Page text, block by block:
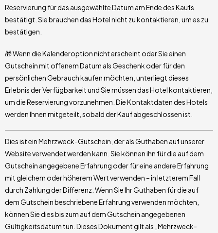
Reservierung für das ausgewählte Datum am Ende des Kaufs
bestätigt. Sie brauchen das Hotel nicht zu kontaktieren, um es zu
bestätigen.
🎁 Wenn die Kalenderoption nicht erscheint oder Sie einen
Gutschein mit offenem Datum als Geschenk oder für den
persönlichen Gebrauch kaufen möchten, unterliegt dieses
Erlebnis der Verfügbarkeit und Sie müssen das Hotel kontaktieren,
um die Reservierung vorzunehmen. Die Kontaktdaten des Hotels
werden Ihnen mitgeteilt, sobald der Kauf abgeschlossen ist.
Dies ist ein Mehrzweck-Gutschein, der als Guthaben auf unserer
Website verwendet werden kann. Sie können ihn für die auf dem
Gutschein angegebene Erfahrung oder für eine andere Erfahrung
mit gleichem oder höherem Wert verwenden – in letzterem Fall
durch Zahlung der Differenz. Wenn Sie Ihr Guthaben für die auf
dem Gutschein beschriebene Erfahrung verwenden möchten,
können Sie dies bis zum auf dem Gutschein angegebenen
Gültigkeitsdatum tun. Dieses Dokument gilt als „Mehrzweck-